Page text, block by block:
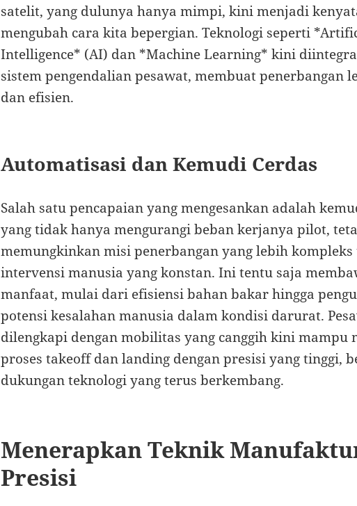
satelit, yang dulunya hanya mimpi, kini menjadi
mengubah cara kita bepergian. Teknologi seperti
Intelligence* (AI) dan *Machine Learning* kini
sistem pengendalian pesawat, membuat penerbangan
dan efisien.
Automatisasi dan Kemudi Cerdas
Salah satu pencapaian yang mengesankan adalah
yang tidak hanya mengurangi beban kerjanya pilot,
memungkinkan misi penerbangan yang lebih
intervensi manusia yang konstan. Ini tentu saja
manfaat, mulai dari efisiensi bahan bakar hingga
potensi kesalahan manusia dalam kondisi darurat.
dilengkapi dengan mobilitas yang canggih kini mampu
proses takeoff dan landing dengan presisi yang tinggi,
dukungan teknologi yang terus berkembang.
Menerapkan Teknik
Presisi